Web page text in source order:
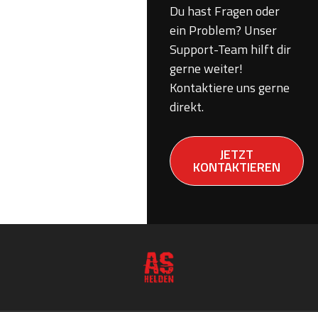
Du hast Fragen oder
ein Problem? Unser
Support-Team hilft dir
gerne weiter!
Kontaktiere uns gerne
direkt.
JETZT
KONTAKTIEREN